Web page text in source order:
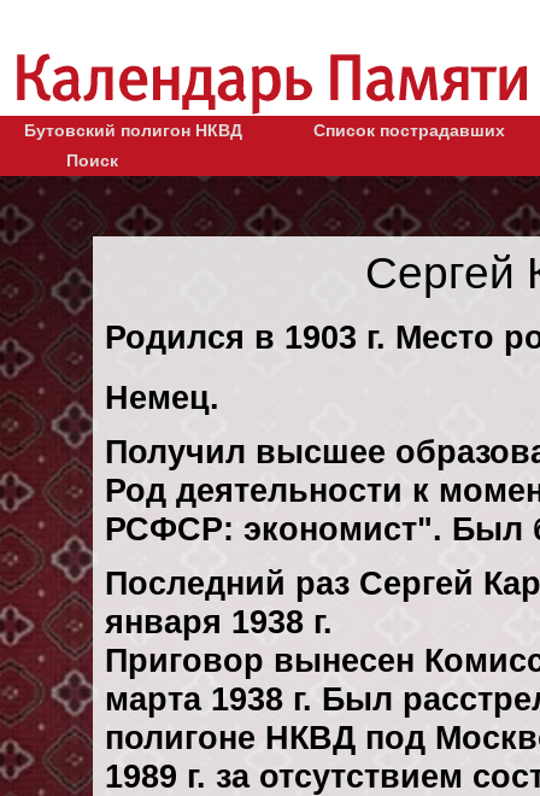
Бутовский полигон НКВД
Список пострадавших
Поиск
Сергей
Родился в 1903 г. Место
Немец.
Получил высшее
Род деятельности к
РСФСР: экономист". Был
Последний раз Сергей
января 1938 г.
Приговор вынесен
марта 1938 г. Был
полигоне НКВД под
1989 г. за отсутствием